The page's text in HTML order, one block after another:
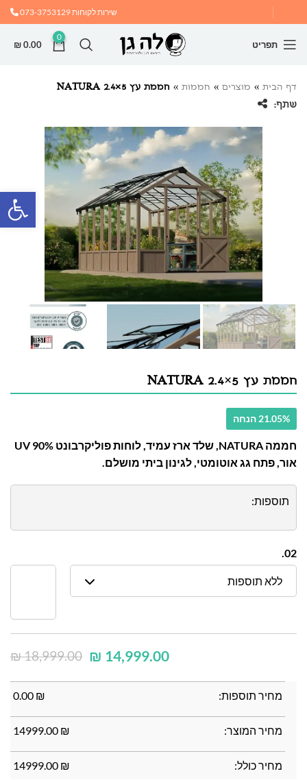
שירות לקוחות073-3753129
תפריט
0
₪0.00
דף הבית » מוצרים » חממות » חממת עץ NATURA 2.4×5
שתף:
חממת עץ NATURA 2.4×5
21.05% הנחה
חממה NATURA, שלד ארז עמיד, לוחות פוליקרבונט UV 90%
אור, פתח גג אוטומטי, לגינון ביתי מושלם.
תוספות:
02.
ללא תוספות
₪18,999.00 ₪ 14,999.00
מחיר תוספות: ₪
0.00
מחיר המוצר: ₪
14999.00
מחיר כולל: ₪
14999.00